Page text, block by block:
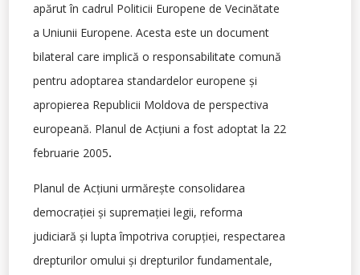
apărut în cadrul Politicii Europene de Vecinătate
a Uniunii Europene. Acesta este un document
bilateral care implică o responsabilitate comună
pentru adoptarea standardelor europene şi
apropierea Republicii Moldova de perspectiva
europeană. Planul de Acţiuni a fost adoptat la 22
februarie 2005.
Planul de Acţiuni urmăreşte consolidarea
democraţiei şi supremaţiei legii, reforma
judiciară şi lupta împotriva corupţiei, respectarea
drepturilor omului şi drepturilor fundamentale,